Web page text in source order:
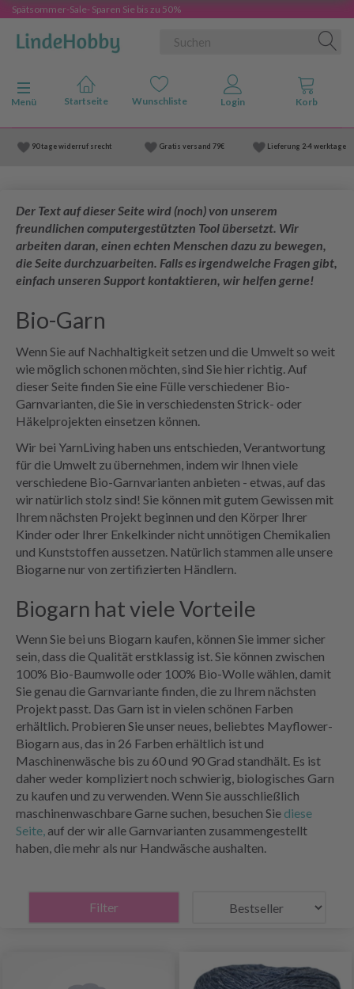
Spätsommer-Sale- Sparen Sie bis zu 50%
Anzeige ändern
Menü
90 tage widerruf srecht Gratis versand 79€ Lieferung 2-4 werktage
Der Text auf dieser Seite wird (noch) von unserem
freundlichen computergestützten Tool übersetzt. Wir
arbeiten daran, einen echten Menschen dazu zu bewegen,
die Seite durchzuarbeiten. Falls es irgendwelche Fragen gibt,
einfach unseren Support kontaktieren, wir helfen gerne!
Bio-Garn
Wenn Sie auf Nachhaltigkeit setzen und die Umwelt so weit
wie möglich schonen möchten, sind Sie hier richtig. Auf
dieser Seite finden Sie eine Fülle verschiedener Bio-
Garnvarianten, die Sie in verschiedensten Strick- oder
Häkelprojekten einsetzen können.
Wir bei YarnLiving haben uns entschieden, Verantwortung
für die Umwelt zu übernehmen, indem wir Ihnen viele
verschiedene Bio-Garnvarianten anbieten - etwas, auf das
wir natürlich stolz sind! Sie können mit gutem Gewissen mit
Ihrem nächsten Projekt beginnen und den Körper Ihrer
Kinder oder Ihrer Enkelkinder nicht unnötigen Chemikalien
und Kunststoffen aussetzen. Natürlich stammen alle unsere
Biogarne nur von zertifizierten Händlern.
Biogarn hat viele Vorteile
Wenn Sie bei uns Biogarn kaufen, können Sie immer sicher
sein, dass die Qualität erstklassig ist. Sie können zwischen
100% Bio-Baumwolle oder 100% Bio-Wolle wählen, damit
Sie genau die Garnvariante finden, die zu Ihrem nächsten
Projekt passt. Das Garn ist in vielen schönen Farben
erhältlich. Probieren Sie unser neues, beliebtes Mayflower-
Biogarn aus, das in 26 Farben erhältlich ist und
Maschinenwäsche bis zu 60 und 90 Grad standhält. Es ist
daher weder kompliziert noch schwierig, biologisches Garn
zu kaufen und zu verwenden. Wenn Sie ausschließlich
maschinenwaschbare Garne suchen, besuchen Sie diese
Seite, auf der wir alle Garnvarianten zusammengestellt
haben, die mehr als nur Handwäsche aushalten.
Filter